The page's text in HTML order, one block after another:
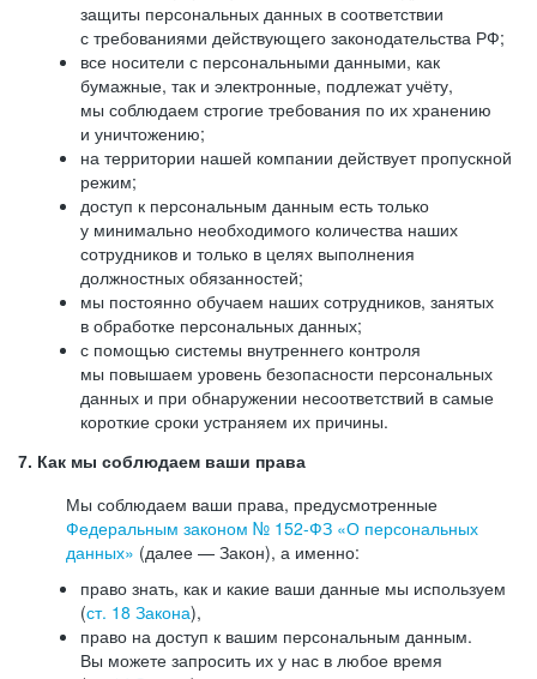
защиты персональных данных в соответствии
с требованиями действующего законодательства РФ;
все носители с персональными данными, как
бумажные, так и электронные, подлежат учёту,
мы соблюдаем строгие требования по их хранению
и уничтожению;
на территории нашей компании действует пропускной
режим;
доступ к персональным данным есть только
у минимально необходимого количества наших
сотрудников и только в целях выполнения
должностных обязанностей;
мы постоянно обучаем наших сотрудников, занятых
в обработке персональных данных;
с помощью системы внутреннего контроля
мы повышаем уровень безопасности персональных
данных и при обнаружении несоответствий в самые
короткие сроки устраняем их причины.
7. Как мы соблюдаем ваши права
Мы соблюдаем ваши права, предусмотренные
Федеральным законом № 152-ФЗ «О персональных
данных» (далее — Закон), а именно:
право знать, как и какие ваши данные мы используем
(ст. 18 Закона),
право на доступ к вашим персональным данным.
Вы можете запросить их у нас в любое время